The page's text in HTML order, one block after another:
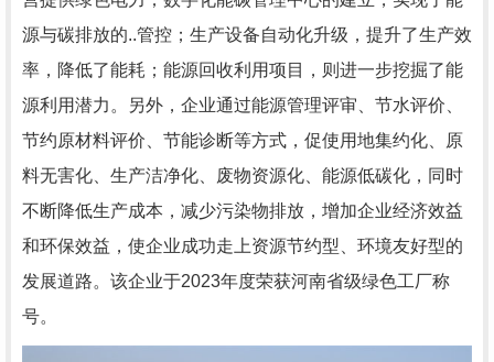
源与碳排放的..管控；生产设备自动化升级，提升了生产效
率，降低了能耗；能源回收利用项目，则进一步挖掘了能
源利用潜力。另外，企业通过能源管理评审、节水评价、
节约原材料评价、节能诊断等方式，促使用地集约化、原
料无害化、生产洁净化、废物资源化、能源低碳化，同时
不断降低生产成本，减少污染物排放，增加企业经济效益
和环保效益，使企业成功走上资源节约型、环境友好型的
发展道路。该企业于2023年度荣获河南省级绿色工厂称
号。